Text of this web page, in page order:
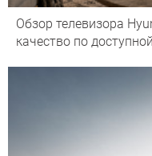
Обзор телевизора
качество по